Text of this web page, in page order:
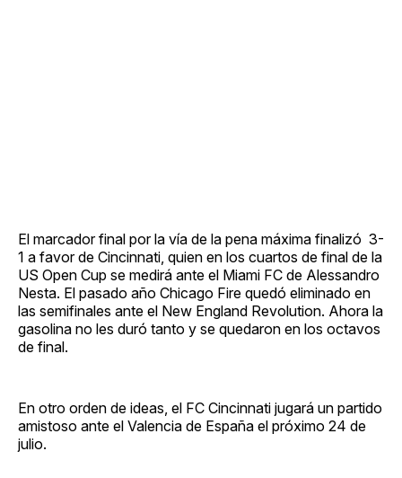
El marcador final por la vía de la pena máxima finalizó 3-
1 a favor de Cincinnati, quien en los cuartos de final de la
US Open Cup se medirá ante el Miami FC de Alessandro
Nesta. El pasado año Chicago Fire quedó eliminado en
las semifinales ante el New England Revolution. Ahora la
gasolina no les duró tanto y se quedaron en los octavos
de final.
En otro orden de ideas, el FC Cincinnati jugará un partido
amistoso ante el Valencia de España el próximo 24 de
julio.